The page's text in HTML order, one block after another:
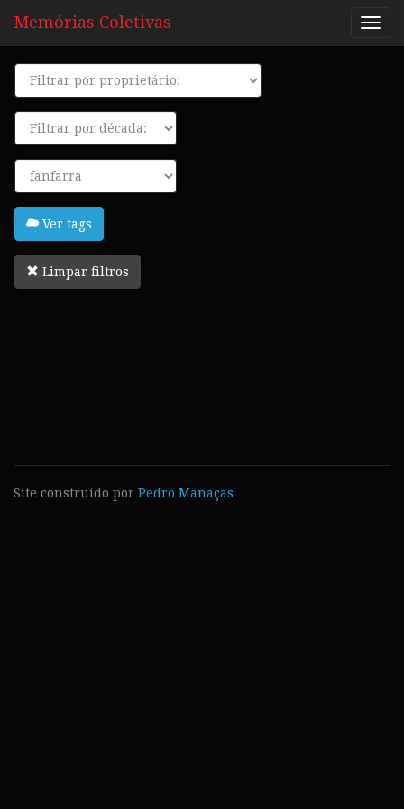
Memórias Coletivas
Proprietário
Década
Tags
Ver tags
Limpar filtros
Site construído por Pedro Manaças